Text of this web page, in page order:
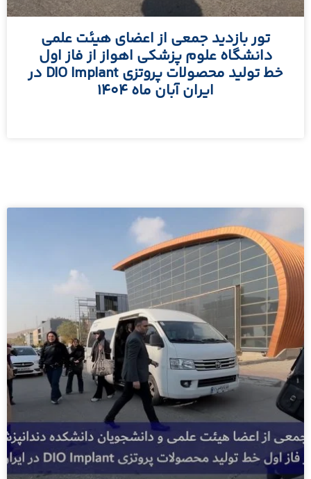
تور بازدید جمعی از اعضای هیئت علمی
دانشگاه علوم پزشکی اهواز از فاز اول
خط تولید محصولات پروتزی DIO Implant در
ایران آبان ماه 1404